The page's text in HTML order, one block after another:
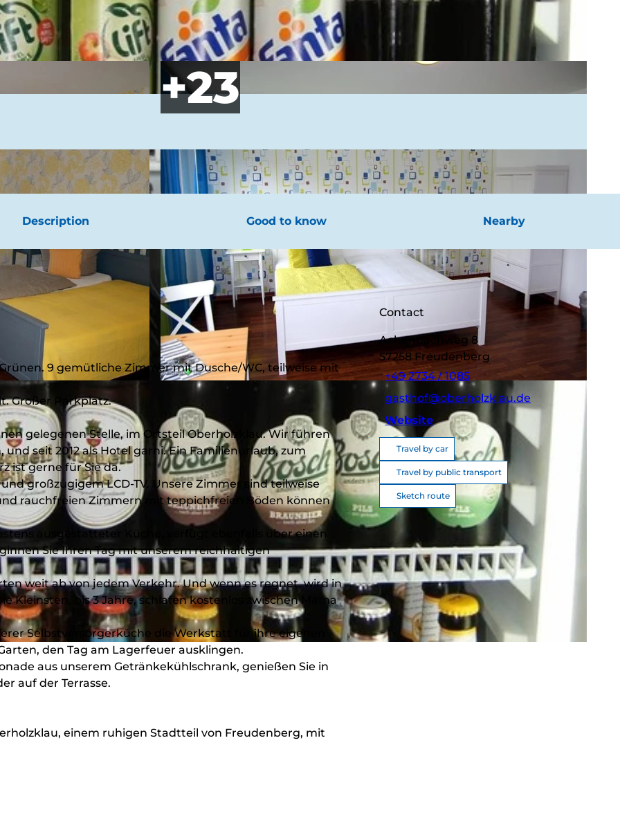
© Udo Schwarz, Udo Schwarz
Description Good to know Nearby
9 gemütliche Zimmer mit Dusche/WC, teilweise mit
Großer Parkplatz.
gelegenen Stelle, im Ortsteil Oberholzklau. Wir führen
seit 2012 als Hotel garni. Ein Familienurlaub, zum
ist gerne für Sie da.
großzügigem LCD-TV. Unsere Zimmer sind teilweise
rauchfreien Zimmern mit teppichfreien Böden können
ausgestatteter Küche, verfügt ebenfalls über einen
Sie Ihren Tag mit unserem reichhaltigen
weit ab von jedem Verkehr. Und wenn es regnet, wird in
Kleinsten, bis 3 Jahre, schlafen kostenlos zwischen Mama
Selbstversorgerküche die Werkstatt für ihre eigenen
den Tag am Lagerfeuer ausklingen.
aus unserem Getränkekühlschrank, genießen Sie in
auf der Terrasse.
einem ruhigen Stadtteil von Freudenberg, mit
Contact
Achenbachweg 8
57258 Freudenberg
+49 2734 / 1085
gasthof@oberholzklau.de
Website
Travel by car
Travel by public transport
Sketch route